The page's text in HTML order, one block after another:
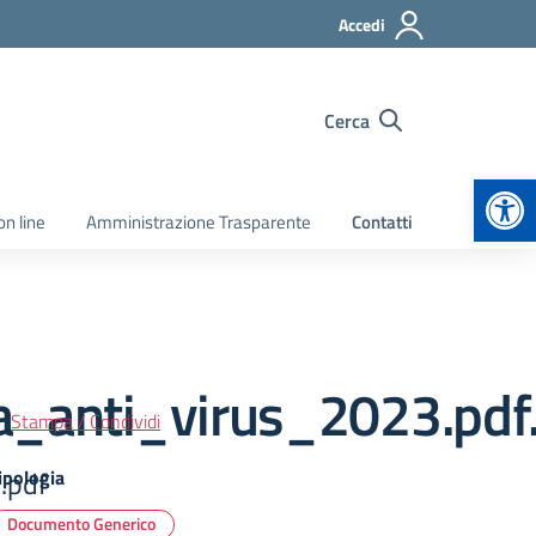
Accedi
Cerca
line Amministrazione Trasparente Contatti
Stampa / Condividi
Documento Generico